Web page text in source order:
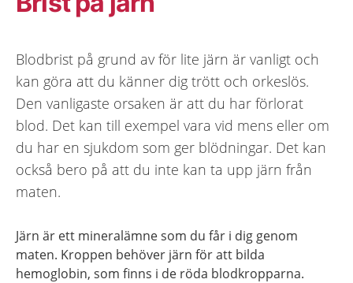
Blodbrist på grund av för lite järn är vanligt och
kan göra att du känner dig trött och orkeslös.
Den vanligaste orsaken är att du har förlorat
blod. Det kan till exempel vara vid mens eller om
du har en sjukdom som ger blödningar. Det kan
också bero på att du inte kan ta upp järn från
maten.
Järn är ett mineralämne som du får i dig genom
maten. Kroppen behöver järn för att bilda
hemoglobin, som finns i de röda blodkropparna.